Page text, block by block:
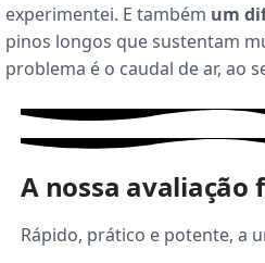
experimentei. E também um
pinos longos que sustentam
problema é o caudal de ar, ao
A nossa avaliação
Rápido, prático e potente, a